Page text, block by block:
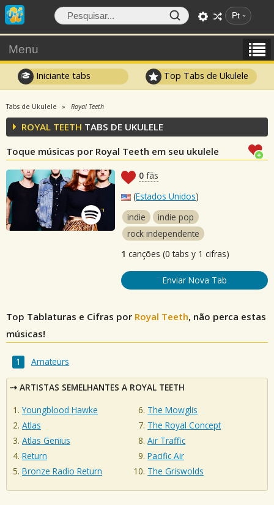
Pt
Menu
Iniciante tabs Top Tabs de Ukulele
Tabs de Ukulele Royal Teeth
ROYAL TEETH TABS DE UKULELE
Toque músicas por Royal Teeth em seu ukulele
0 fãs
(Estados Unidos)
indie
indie pop
rock independente
1 canções (0 tabs y 1 cifras)
Enviar Nova Tab
Top Tablaturas e Cifras por Royal Teeth, não perca estas
músicas!
Amateurs
ARTISTAS SEMELHANTES A ROYAL TEETH
Youngblood Hawke
Atlas
Atlas Genius
Return
Bronze Radio Return
The Mowglis
The Royal Concept
Air Traffic
Pacific Air
The Griswolds